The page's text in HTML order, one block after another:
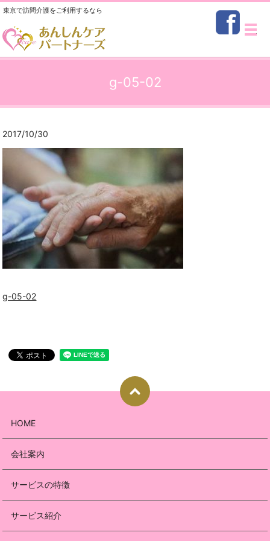
東京で訪問介護をご利用するなら
メ
g-05-02
2017/10/30
g-05-02
HOME
会社案内
サービスの特徴
サービス紹介